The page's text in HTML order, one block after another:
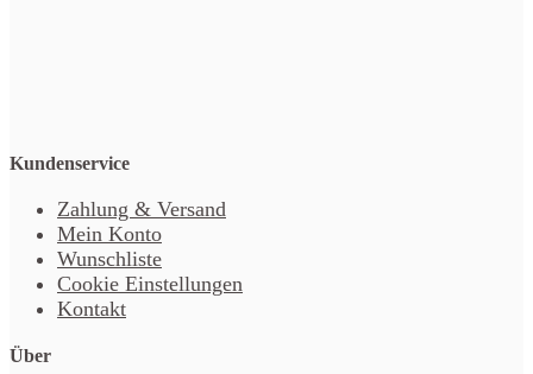
Kundenservice
Zahlung & Versand
Mein Konto
Wunschliste
Cookie Einstellungen
Kontakt
Über